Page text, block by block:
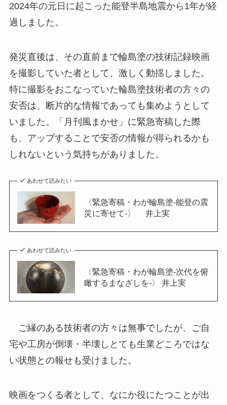
2024年の元日に起こった能登半島地震から1年が経
過しました。
発災直後は、その直前まで輪島塗の技術記録映画
を撮影していた者として、激しく動揺しました。
特に撮影をおこなっていた輪島塗技術者の方々の
安否は、断片的な情報であっても集めようとして
いました。「月刊風まかせ」に緊急寄稿した際
も、アップすることで安否の情報が得られるかも
しれないという気持ちがありました。
あわせて読みたい
〈緊急寄稿・わが輪島塗-能登の震
災に寄せて-〉 井上実
あわせて読みたい
〈緊急寄稿・わが輪島塗-次代を俯
瞰するまなざしを-〉 井上実
ご縁のある技術者の方々は無事でしたが、ご自
宅や工房が倒壊・半壊しとても生業どころではな
い状態との報せも受けました。
映画をつくる者として、なにか役にたつことが出